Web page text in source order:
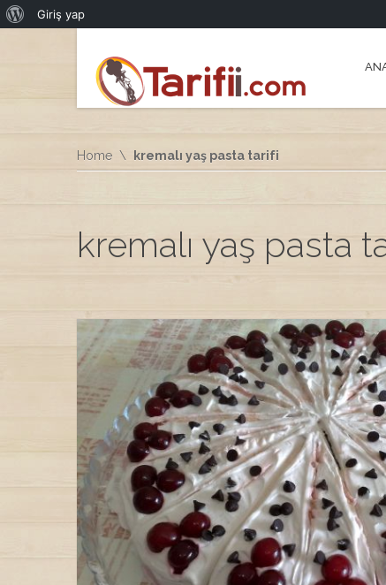
Home kremalı yaş pasta tarifi
kremalı yaş pasta
WordPress
Giriş yap